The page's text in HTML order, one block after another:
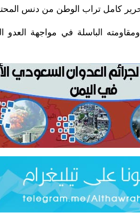
تحرير كامل تراب الوطن من دنس
الباسلة في مواجهة العدو